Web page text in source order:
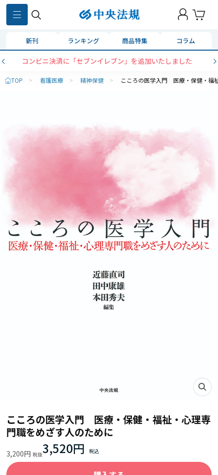
新刊 ランキング 商品特集 コラム
コンビニ決済に「セブンイレブン」を追加いたしました
TOP > 看護医療 > 精神保健 > こころの医学入門 医療・保健・福
こころの医学入門 医療・保健・福祉・心理専
門職をめざす人のために
3,200円 3,520円